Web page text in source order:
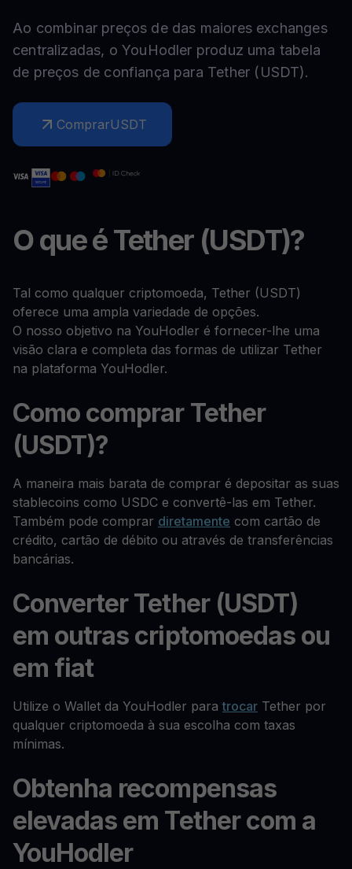
Ao combinar preços de das maiores exchanges
centralizadas, o YouHodler produz uma tabela
de preços de confiança para Tether (USDT).
ComprarUSDT
O que é Tether (USDT)?
Tal como qualquer criptomoeda, Tether (USDT)
oferece uma ampla variedade de opções.
O nosso objetivo na YouHodler é fornecer-lhe uma
visão clara e completa das formas de utilizar Tether
na plataforma YouHodler.
Como comprar Tether
(USDT)?
A maneira mais barata de comprar é depositar as suas
stablecoins como USDC e convertê-las em Tether.
Também pode comprar diretamente com cartão de
crédito, cartão de débito ou através de transferências
bancárias.
Converter Tether (USDT)
em outras criptomoedas ou
em fiat
Utilize o Wallet da YouHodler paratrocar Tether por
qualquer criptomoeda à sua escolha com taxas
mínimas.
Obtenha recompensas
elevadas em Tether com a
YouHodler